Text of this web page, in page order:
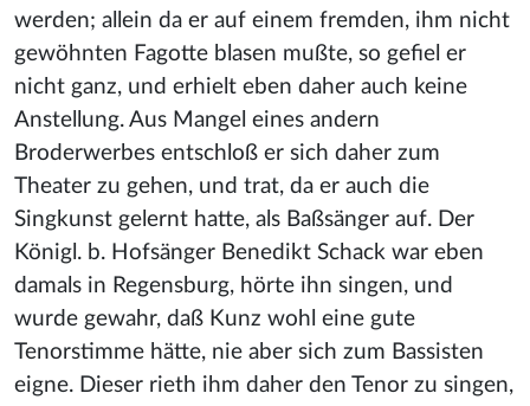
werden; allein da er auf einem fremden, ihm nicht
gewöhnten Fagotte blasen mußte, so gefiel er
nicht ganz, und erhielt eben daher auch keine
Anstellung. Aus Mangel eines andern
Broderwerbes entschloß er sich daher zum
Theater zu gehen, und trat, da er auch die
Singkunst gelernt hatte, als Baßsänger auf. Der
Königl. b. Hofsänger Benedikt Schack war eben
damals in Regensburg, hörte ihn singen, und
wurde gewahr, daß Kunz wohl eine gute
Tenorstimme hätte, nie aber sich zum Bassisten
eigne. Dieser rieth ihm daher den Tenor zu singen,